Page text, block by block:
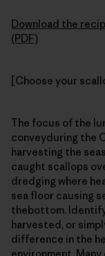
Download the
(PDF)
[Choose your
The focus of the
conveyduring the
harvesting the
caught scallops
dredging where
sea ﬂoor causing
thebottom.
harvested, or
difference in the